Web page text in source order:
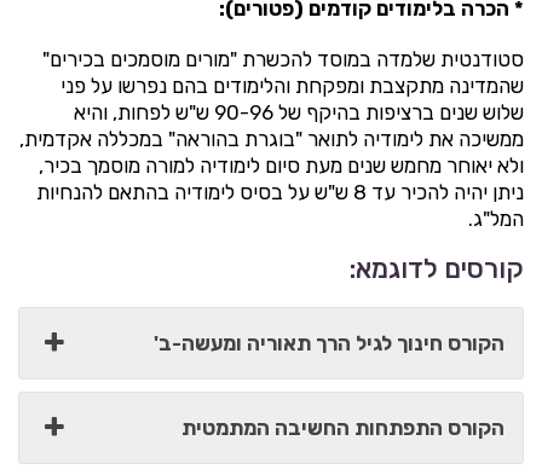
* הכרה בלימודים קודמים (פטורים):
סטודנטית שלמדה במוסד להכשרת "מורים מוסמכים בכירים"
שהמדינה מתקצבת ומפקחת והלימודים בהם נפרשו על פני
שלוש שנים ברציפות בהיקף של 90-96 ש"ש לפחות, והיא
ממשיכה את לימודיה לתואר "בוגרת בהוראה" במכללה אקדמית,
ולא יאוחר מחמש שנים מעת סיום לימודיה למורה מוסמך בכיר,
ניתן יהיה להכיר עד 8 ש"ש על בסיס לימודיה בהתאם להנחיות
המל"ג.
קורסים לדוגמא:
הקורס חינוך לגיל הרך תאוריה ומעשה-ב'
הקורס התפתחות החשיבה המתמטית